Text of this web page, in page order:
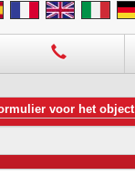
voor het object